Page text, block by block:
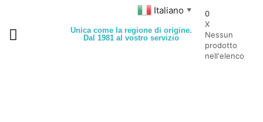
Italiano ▼
Unica come la regione di origine.
Dal 1981 al vostro servizio
0
X
Nessun
prodotto
nell'elenco